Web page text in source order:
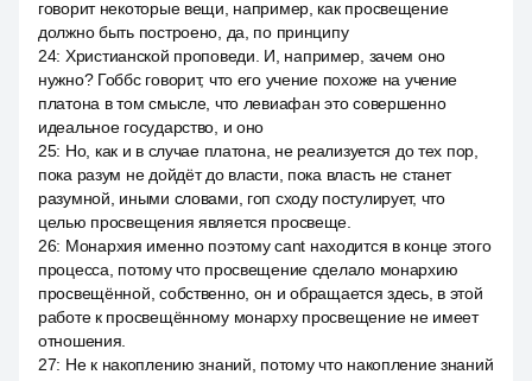
говорит некоторые вещи, например, как просвещение
должно быть построено, да, по принципу
24: Христианской проповеди. И, например, зачем оно
нужно? Гоббс говорит, что его учение похоже на учение
платона в том смысле, что левиафан это совершенно
идеальное государство, и оно
25: Но, как и в случае платона, не реализуется до тех пор,
пока разум не дойдёт до власти, пока власть не станет
разумной, иными словами, гоп сходу постулирует, что
целью просвещения является просвеще.
26: Монархия именно поэтому cant находится в конце этого
процесса, потому что просвещение сделало монархию
просвещённой, собственно, он и обращается здесь, в этой
работе к просвещённому монарху просвещение не имеет
отношения.
27: Не к накоплению знаний, потому что накопление знаний